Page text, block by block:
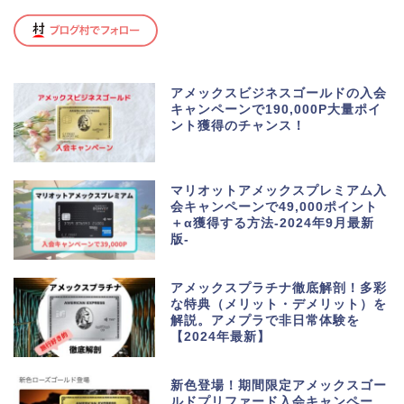
アメックスビジネスゴールドの入会
キャンペーンで190,000P大量ポイ
ント獲得のチャンス！
マリオットアメックスプレミアム入
会キャンペーンで49,000ポイント
＋α獲得する方法-2024年9月最新
版-
アメックスプラチナ徹底解剖！多彩
な特典（メリット・デメリット）を
解説。アメプラで非日常体験を
【2024年最新】
新色登場！期間限定アメックスゴー